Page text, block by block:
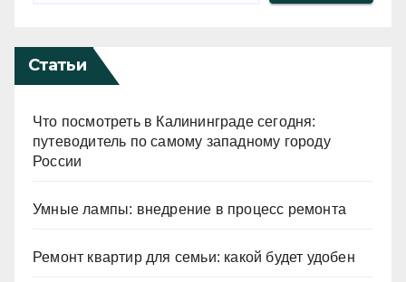
Статьи
Что посмотреть в Калининграде сегодня:
путеводитель по самому западному городу
России
Умные лампы: внедрение в процесс ремонта
Ремонт квартир для семьи: какой будет удобен